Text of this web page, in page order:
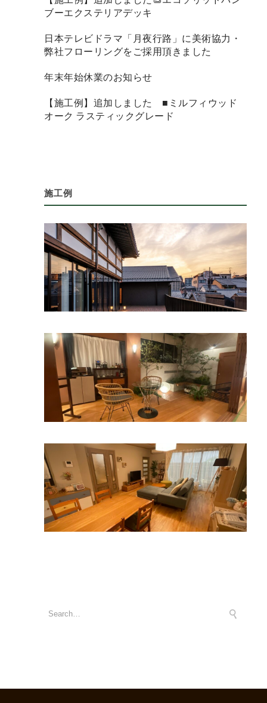
ブーエクステリアデッキ
日本テレビドラマ「月夜行路」に美術協力・
弊社フローリングをご採用頂きました
年末年始休業のお知らせ
【施工例】追加しました ■ミルフィウッド
オーク ラスティックグレード
施工例